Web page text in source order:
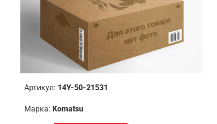
Артикул: 14Y-50-21531
Марка: Komatsu